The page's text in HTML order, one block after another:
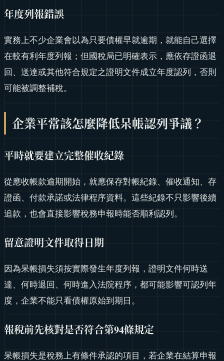
年度列報錯誤
實務上不少企業會以為只要債權早就逾期，就能自己選擇
在較有利年度列報；但國稅局已明確表示，應依存證函退
回、送達或其他符合規定之證明文件成立年度認列，否則
可能被調整補稅。
企業平常該怎麼降低呆帳認列爭議？
平時就要建立完整催收紀錄
從應收帳款逾期開始，就應保存對帳紀錄、催收通知、存
證函、付款承諾或法律程序資料。這些紀錄不只影響後續
追款，也會直接影響稅務申報時能否順利認列。
留意證明文件取得日期
因為呆帳損失須按實際發生年度列報，證明文件何時送
達、何時退回、何時進入法院程序，都可能影響可認列年
度，企業不能只看債權原始到期日。
報稅前先核對是否符合第94條規定
呆帳損失是稅務上有條件承認的項目，若企業在結算申報